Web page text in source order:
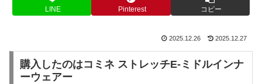
LINE Pinterest コピー
2025.12.26 2025.12.27
購入したのはコミネ ストレッチE-ミドルインナ
ーウェアー